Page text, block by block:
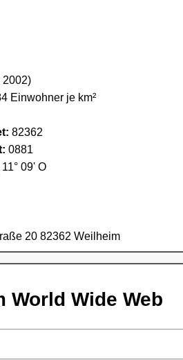
2002)
Einwohner je km²
82362
0881
09' O
20 82362 Weilheim
World Wide Web